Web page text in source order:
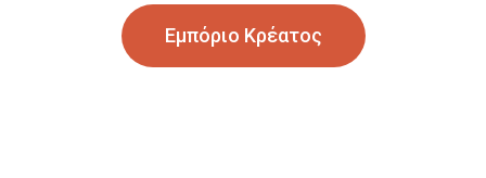
Εμπόριο Κρέατος